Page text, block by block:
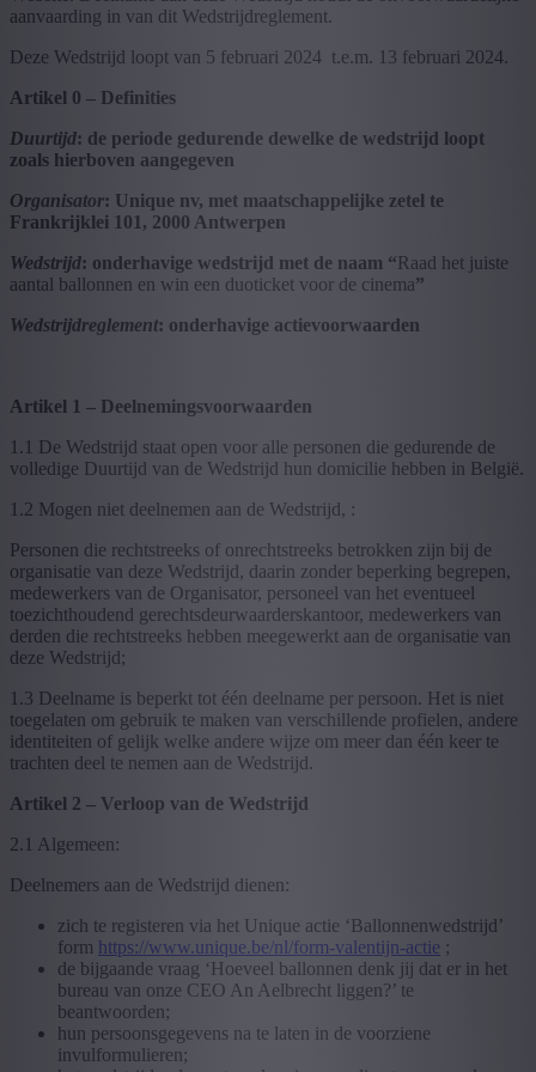
aanvaarding in van dit Wedstrijdreglement.
Deze Wedstrijd loopt van 5 februari 2024 t.e.m. 13 februari 2024.
Artikel 0 – Definities
Duurtijd: de periode gedurende dewelke de wedstrijd loopt
zoals hierboven aangegeven
Organisator: Unique nv, met maatschappelijke zetel te
Frankrijklei 101, 2000 Antwerpen
Wedstrijd: onderhavige wedstrijd met de naam “Raad het juiste
aantal ballonnen en win een duoticket voor de cinema”
Wedstrijdreglement: onderhavige actievoorwaarden
Artikel 1 – Deelnemingsvoorwaarden
1.1 De Wedstrijd staat open voor alle personen die gedurende de
volledige Duurtijd van de Wedstrijd hun domicilie hebben in België.
1.2 Mogen niet deelnemen aan de Wedstrijd, :
Personen die rechtstreeks of onrechtstreeks betrokken zijn bij de
organisatie van deze Wedstrijd, daarin zonder beperking begrepen,
medewerkers van de Organisator, personeel van het eventueel
toezichthoudend gerechtsdeurwaarderskantoor, medewerkers van
derden die rechtstreeks hebben meegewerkt aan de organisatie van
deze Wedstrijd;
1.3 Deelname is beperkt tot één deelname per persoon. Het is niet
toegelaten om gebruik te maken van verschillende profielen, andere
identiteiten of gelijk welke andere wijze om meer dan één keer te
trachten deel te nemen aan de Wedstrijd.
Artikel 2 – Verloop van de Wedstrijd
2.1 Algemeen:
Deelnemers aan de Wedstrijd dienen:
zich te registeren via het Unique actie ‘Ballonnenwedstrijd’
form https://www.unique.be/nl/form-valentijn-actie ;
de bijgaande vraag ‘Hoeveel ballonnen denk jij dat er in het
bureau van onze CEO An Aelbrecht liggen?’ te
beantwoorden;
hun persoonsgegevens na te laten in de voorziene
invulformulieren;